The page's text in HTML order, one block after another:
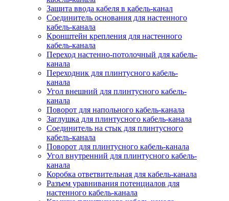
Защита ввода кабеля в кабель-канал
Соединитель основания для настенного
кабель-канала
Кронштейн крепления для настенного
кабель-канала
Переход настенно-потолочный для кабель-
канала
Переходник для плинтусного кабель-
канала
Угол внешний для плинтусного кабель-
канала
Поворот для напольного кабель-канала
Заглушка для плинтусного кабель-канала
Соединитель на стык для плинтусного
кабель-канала
Поворот для плинтусного кабель-канала
Угол внутренний для плинтусного кабель-
канала
Коробка ответвительная для кабель-канала
Разъем уравнивания потенциалов для
настенного кабель-канала